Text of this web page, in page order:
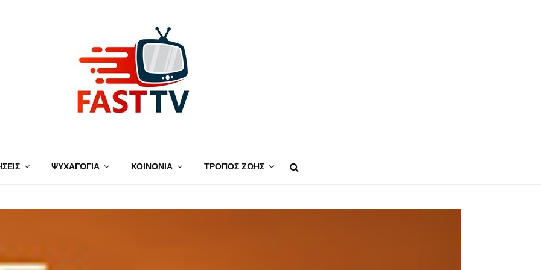
ΨΥΧΑΓΩΓΙΑ ΚΟΙΝΩΝΙΑ ΤΡΟΠΟΣ ΖΩΗΣ